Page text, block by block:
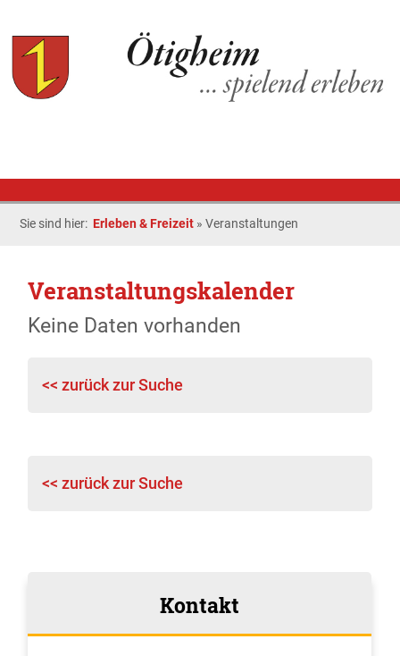
Sie sind hier: Erleben & Freizeit »Veranstaltungen
Veranstaltungskalender
Keine Daten vorhanden
<< zurück zur Suche
<< zurück zur Suche
Kontakt